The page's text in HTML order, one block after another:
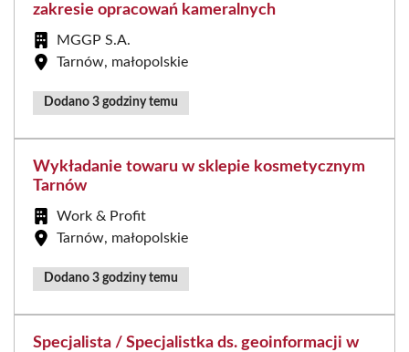
zakresie opracowań kameralnych
MGGP S.A.
Tarnów, małopolskie
Dodano 3 godziny temu
Wykładanie towaru w sklepie kosmetycznym
Tarnów
Work & Profit
Tarnów, małopolskie
Dodano 3 godziny temu
Specjalista / Specjalistka ds. geoinformacji w